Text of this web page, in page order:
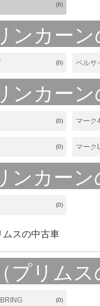
(8)
ンカー
(0) ベルサ
ンカー
(0) マーク
(0) マーク
ンカーン
(0)
ムスの中古車
プリムス
(0)